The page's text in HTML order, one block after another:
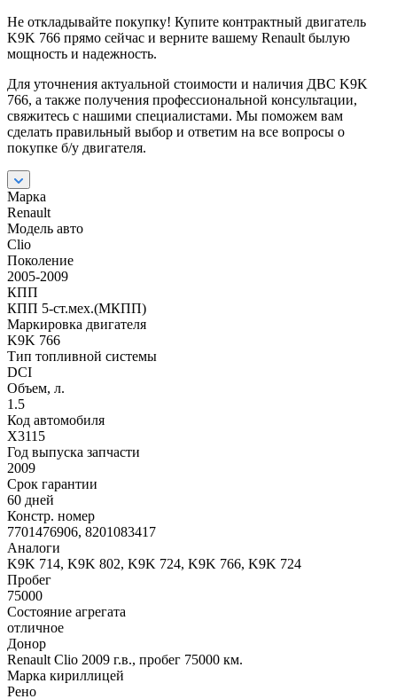
Не откладывайте покупку! Купите контрактный двигатель
K9K 766 прямо сейчас и верните вашему Renault былую
мощность и надежность.
Для уточнения актуальной стоимости и наличия ДВС K9K
766, а также получения профессиональной консультации,
свяжитесь с нашими специалистами. Мы поможем вам
сделать правильный выбор и ответим на все вопросы о
покупке б/у двигателя.
Марка
Renault
Модель авто
Clio
Поколение
2005-2009
КПП
КПП 5-ст.мех.(МКПП)
Маркировка двигателя
K9K 766
Тип топливной системы
DCI
Объем, л.
1.5
Код автомобиля
X3115
Год выпуска запчасти
2009
Срок гарантии
60 дней
Констр. номер
7701476906, 8201083417
Аналоги
K9K 714, K9K 802, K9K 724, K9K 766, K9K 724
Пробег
75000
Состояние агрегата
отличное
Донор
Renault Clio 2009 г.в., пробег 75000 км.
Марка кириллицей
Рено